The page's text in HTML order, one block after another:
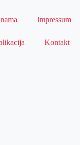
Impressum
Kontakt